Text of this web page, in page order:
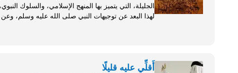
الجليلة، التي يتميز بها المنهج الإسلامي، والسلوك
لهذا البعد عن توجيهات النبي صلى الله عليه وسلم،
أَقلِّي عليه قليلًا